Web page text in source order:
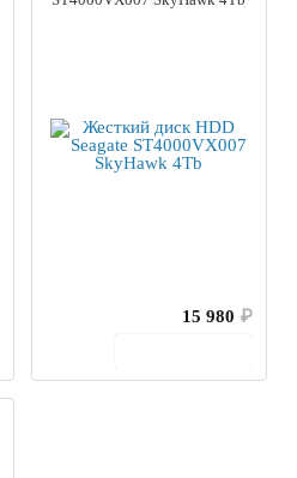
15 980 ₽